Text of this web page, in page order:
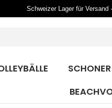
Schweizer Lager für Versand